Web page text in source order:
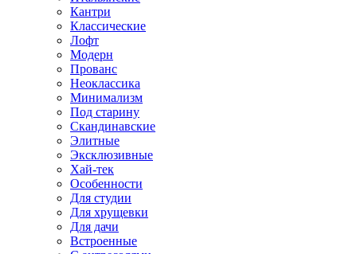
Кантри
Классические
Лофт
Модерн
Прованс
Неоклассика
Минимализм
Под старину
Скандинавские
Элитные
Эксклюзивные
Хай-тек
Особенности
Для студии
Для хрущевки
Для дачи
Встроенные